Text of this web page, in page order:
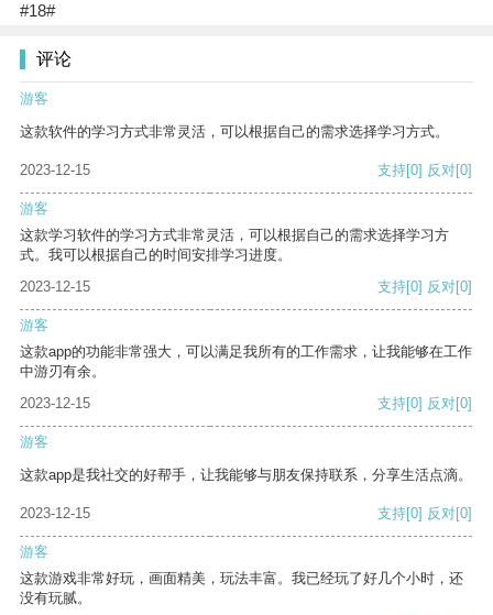
#18#
评论
游客
这款软件的学习方式非常灵活，可以根据自己的需求选择学习方式。
2023-12-15 支持[0] 反对[0]
游客
这款学习软件的学习方式非常灵活，可以根据自己的需求选择学习方
式。我可以根据自己的时间安排学习进度。
2023-12-15
支持[0] 反对[0]
游客
这款app的功能非常强大，可以满足我所有的工作需求，让我能够在工作
中游刃有余。
2023-12-15
支持[0] 反对[0]
游客
这款app是我社交的好帮手，让我能够与朋友保持联系，分享生活点滴。
2023-12-15 支持[0] 反对[0]
游客
这款游戏非常好玩，画面精美，玩法丰富。我已经玩了好几个小时，还
没有玩腻。